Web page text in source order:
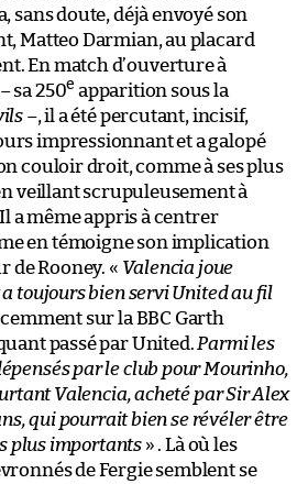
sans doute, déjà envoyé son
Matteo Darmian, au placard
En match d’ouverture à
sa 250e apparition sous la
–, il a été percutant, incisif,
impressionnant et a galopé
couloir droit, comme à ses plus
veillant scrupuleusement à
a même appris à centrer
en témoigne son implication
de Rooney. « Valencia joue
toujours bien servi United au fil
sur la BBC Garth
passé par United. Parmi les
par le club pour Mourinho,
Valencia, acheté par Sir Alex
qui pourrait bien se révéler être
plus importants» . Là où les
de Fergie semblent se